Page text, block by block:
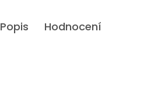
Popis Hodnocení